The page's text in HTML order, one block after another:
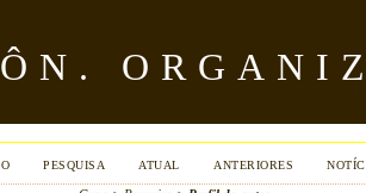
PESQUISA ATUAL ANTERIORES